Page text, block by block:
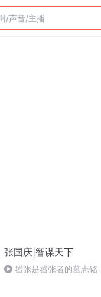
张国庆|智谋天下
嚣张是嚣张者的墓志铭